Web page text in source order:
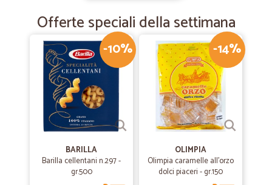
04/12/2018
—Dina L.
cicalia aiuto prezioso a noi anziani,grazie.
molto soddisfatta dei buoni prodotti,dell inballaggio perfetto,della
velocità nella consegna,cortesia nell'assistenza immediata nelle e-
mail,la sollecitudine del corriere nella consegna,ringrazio CICALIA di
esistere-larese dina galli
Offerte speciali della settimana
-10%
BARILLA
Barilla cellentani n.297 -
gr.500
-14%
OLIMPIA
Olimpia caramelle all'orzo
dolci piaceri - gr.150